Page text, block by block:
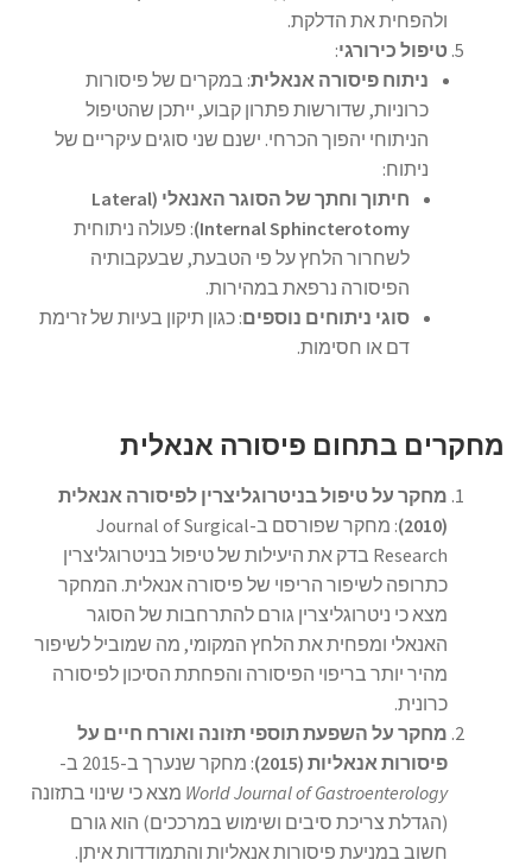
ולהפחית את הדלקת.
טיפול כירורגי:
ניתוח פיסורה אנאלית: במקרים של פיסורות
כרוניות, שדורשות פתרון קבוע, ייתכן שהטיפול
הניתוחי יהפוך הכרחי. ישנם שני סוגים עיקריים של
ניתוח:
חיתוך וחתך של הסוגר האנאלי (Lateral
Internal Sphincterotomy) : פעולה ניתוחית
לשחרור הלחץ על פי הטבעת, שבעקבותיה
הפיסורה נרפאת במהירות.
סוגי ניתוחים נוספים: כגון תיקון בעיות של זרימת
דם או חסימות.
מחקרים בתחום פיסורה אנאלית
מחקר על טיפול בניטרוגליצרין לפיסורה אנאלית
(2010)
: מחקר שפורסם ב-Journal of Surgical
Research בדק את היעילות של טיפול בניטרוגליצרין
כתרופה לשיפור הריפוי של פיסורה אנאלית. המחקר
מצא כי ניטרוגליצרין גורם להתרחבות של הסוגר
האנאלי ומפחית את הלחץ המקומי, מה שמוביל לשיפור
מהיר יותר בריפוי הפיסורה והפחתת הסיכון לפיסורה
כרונית.
מחקר על השפעת תוספי תזונה ואורח חיים על
פיסורות אנאליות (2015)
: מחקר שנערך ב-2015 ב-
World Journal of Gastroenterology מצא כי שינוי בתזונה
(הגדלת צריכת סיבים ושימוש במרככים) הוא גורם
חשוב במניעת פיסורות אנאליות והתמודדות איתן.